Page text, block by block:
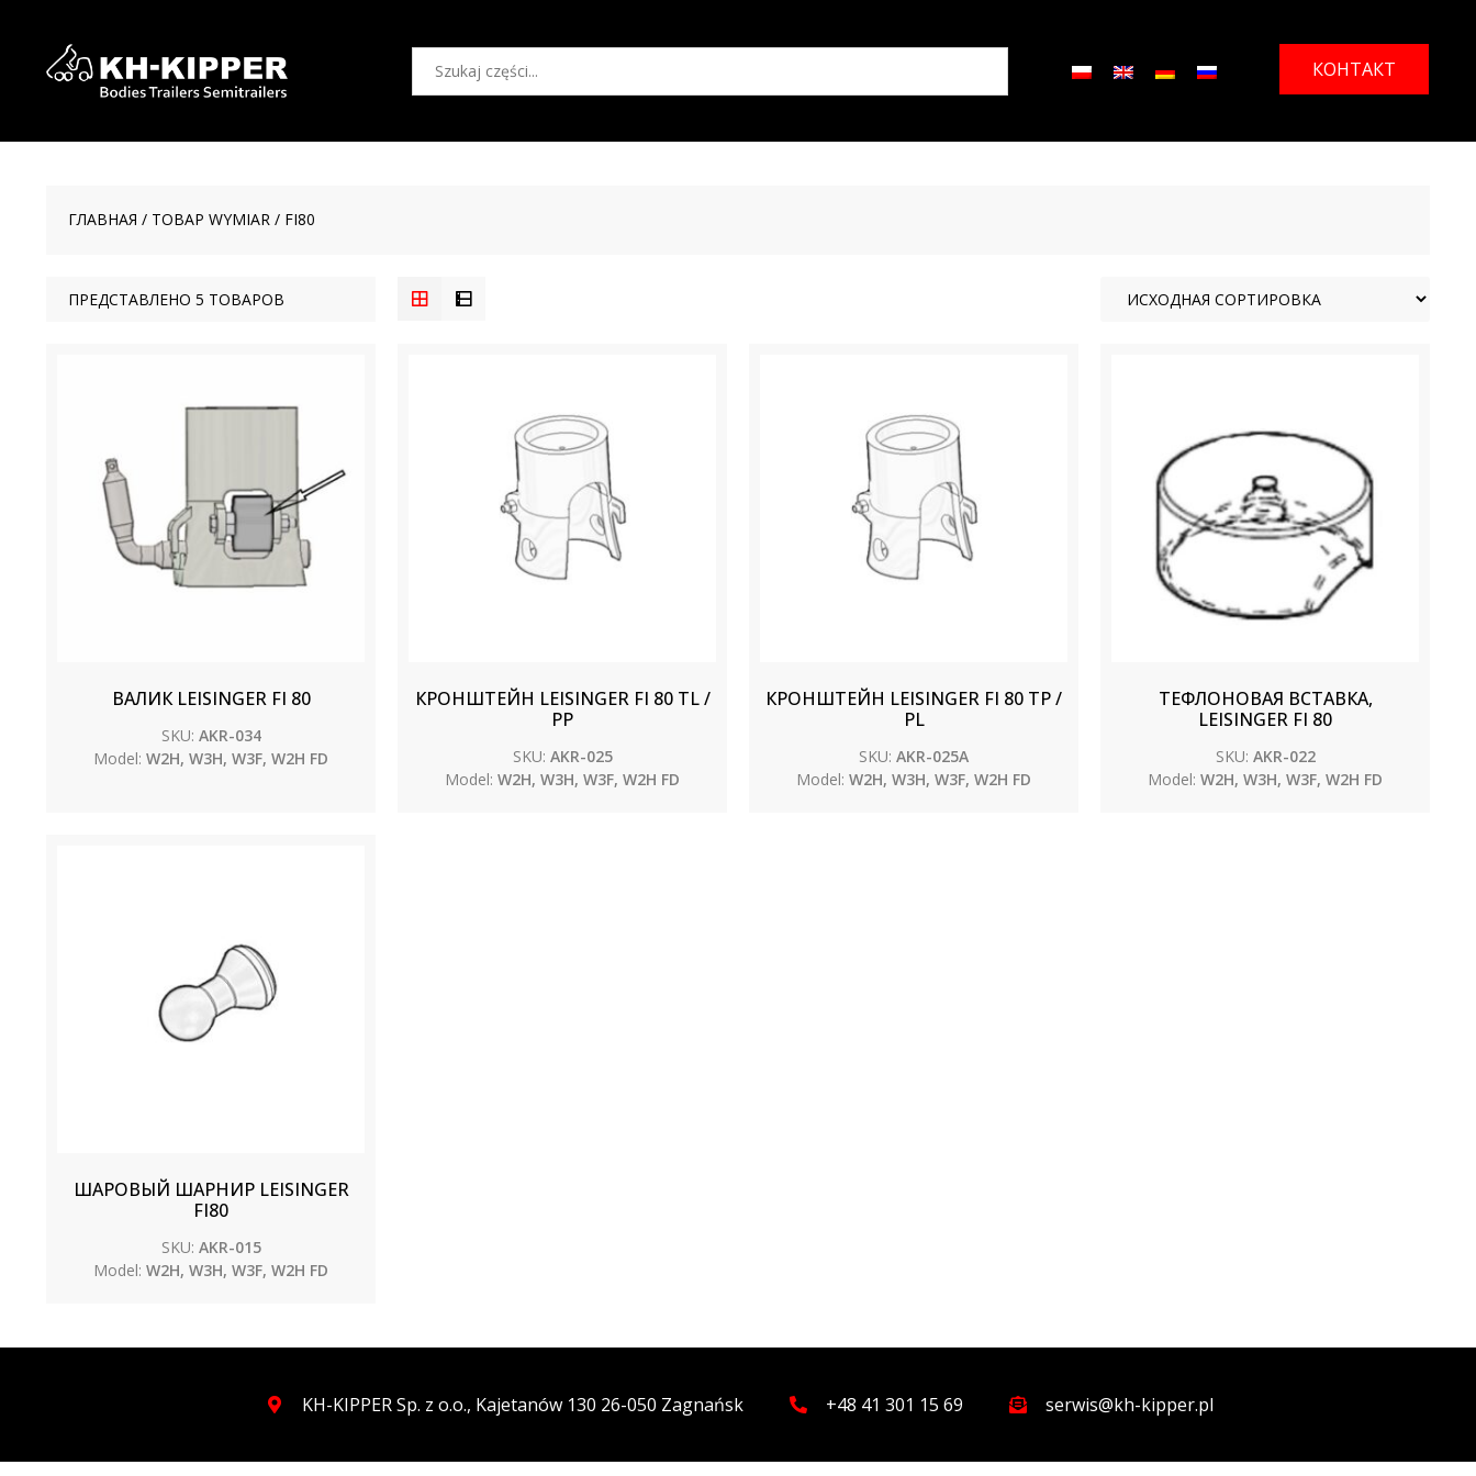
КОНТАКТ
ГЛАВНАЯ / ТОВАР WYMIAR / FI80
ПРЕДСТАВЛЕНО 5 ТОВАРОВ
ВАЛИК LEISINGER FI 80
SKU: AKR-034
Model: W2H, W3H, W3F, W2H FD
КРОНШТЕЙН LEISINGER FI 80 TL /
PP
SKU: AKR-025
Model: W2H, W3H, W3F, W2H FD
КРОНШТЕЙН LEISINGER FI 80 TP /
PL
SKU: AKR-025A
Model: W2H, W3H, W3F, W2H FD
ТЕФЛОНОВАЯ ВСТАВКА,
LEISINGER FI 80
SKU: AKR-022
Model: W2H, W3H, W3F, W2H FD
ШАРОВЫЙ ШАРНИР LEISINGER
FI80
SKU: AKR-015
Model: W2H, W3H, W3F, W2H FD
KH-KIPPER Sp. z o.o., Kajetanów 130 26-050 Zagnańsk +48 41 301 15 69 serwis@kh-kipper.pl